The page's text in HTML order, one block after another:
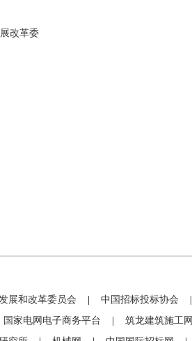
改革委
展和改革委员会 中国招标投标协会
国家电网电子商务平台 筑龙建筑施工网